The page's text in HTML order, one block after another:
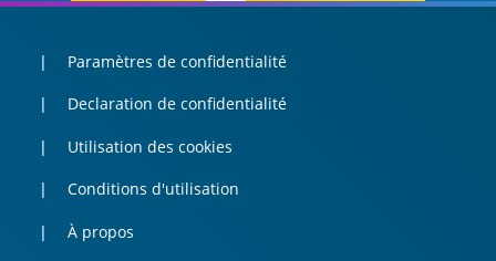
Paramètres de confidentialité
Declaration de confidentialité
Utilisation des cookies
Conditions d'utilisation
À propos